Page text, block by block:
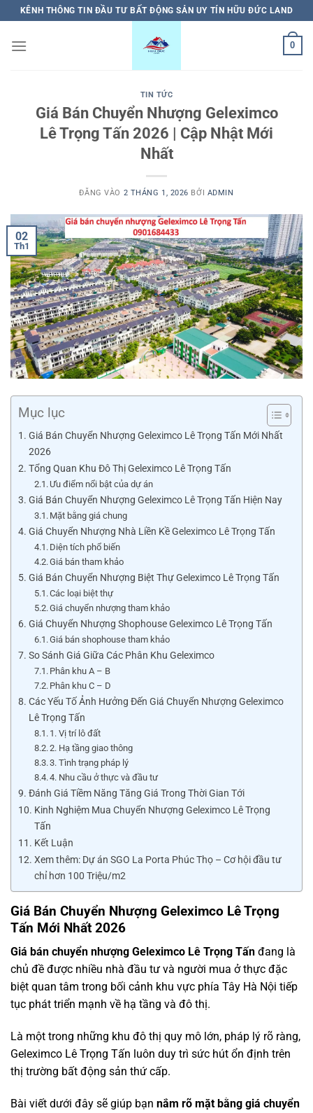
qua
nội
KÊNH THÔNG TIN ĐẦU TƯ BẤT ĐỘNG SẢN UY TÍN HỮU ĐỨC LAND
0
TIN TỨC
Giá Bán Chuyển Nhượng Geleximco
Lê Trọng Tấn 2026 | Cập Nhật Mới
Nhất
ĐĂNG VÀO 2 THÁNG 1, 2026 BỞI ADMIN
02
Th1
Mục lục
Giá Bán Chuyển Nhượng Geleximco Lê Trọng Tấn Mới Nhất
2026
Tổng Quan Khu Đô Thị Geleximco Lê Trọng Tấn
Ưu điểm nổi bật của dự án
Giá Bán Chuyển Nhượng Geleximco Lê Trọng Tấn Hiện Nay
Mặt bằng giá chung
Giá Chuyển Nhượng Nhà Liền Kề Geleximco Lê Trọng Tấn
Diện tích phổ biến
Giá bán tham khảo
Giá Bán Chuyển Nhượng Biệt Thự Geleximco Lê Trọng Tấn
Các loại biệt thự
Giá chuyển nhượng tham khảo
Giá Chuyển Nhượng Shophouse Geleximco Lê Trọng Tấn
Giá bán shophouse tham khảo
So Sánh Giá Giữa Các Phân Khu Geleximco
Phân khu A – B
Phân khu C – D
Các Yếu Tố Ảnh Hưởng Đến Giá Chuyển Nhượng Geleximco
Lê Trọng Tấn
1. Vị trí lô đất
2. Hạ tầng giao thông
3. Tình trạng pháp lý
4. Nhu cầu ở thực và đầu tư
Đánh Giá Tiềm Năng Tăng Giá Trong Thời Gian Tới
Kinh Nghiệm Mua Chuyển Nhượng Geleximco Lê Trọng
Tấn
Kết Luận
Xem thêm: Dự án SGO La Porta Phúc Thọ – Cơ hội đầu tư
chỉ hơn 100 Triệu/m2
Giá Bán Chuyển Nhượng Geleximco Lê Trọng
Tấn Mới Nhất 2026
Giá bán chuyển nhượng Geleximco Lê Trọng Tấn đang là
chủ đề được nhiều nhà đầu tư và người mua ở thực đặc
biệt quan tâm trong bối cảnh khu vực phía Tây Hà Nội tiếp
tục phát triển mạnh về hạ tầng và đô thị.
Là một trong những khu đô thị quy mô lớn, pháp lý rõ ràng,
Geleximco Lê Trọng Tấn luôn duy trì sức hút ổn định trên
thị trường bất động sản thứ cấp.
Bài viết dưới đây sẽ giúp bạn nắm rõ mặt bằng giá chuyển